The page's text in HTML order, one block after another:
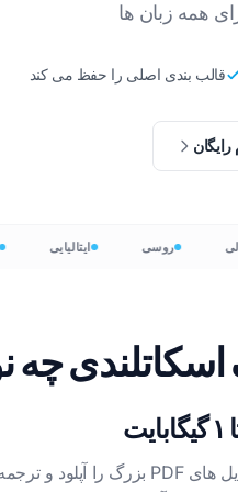
JSON را ترجمه کنید
تعداد فایل
عربی
ترکی
قالب بندی اصلی را حفظ می کند
رایگان
روسی ایتالیایی
اسکاتلندی